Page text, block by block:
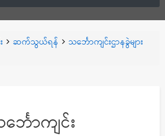
ဆက်သွယ်ရန်
သင်္ဘောကျင်းဌာနခွဲများ
ဘောကျင်း